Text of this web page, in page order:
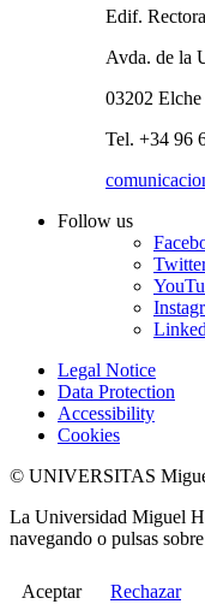
Edif.
Avda. de la
03202
Tel. +34 96
Follow us
Legal Notice
Data Protection
Accessibility
Cookies
© UNIVERSITAS
La Universidad Miguel
navegando o pulsas
Aceptar Rechazar